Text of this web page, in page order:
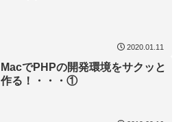
2020.01.11
MacでPHPの開発環境をサクッと
作る！・・・①